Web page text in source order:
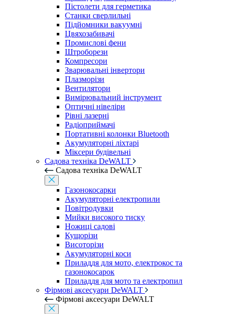
Пістолети для герметика
Станки сверлильні
Підйомники вакуумні
Цвяхозабивачі
Промислові фени
Штроборези
Компресори
Зварювальні інвертори
Плазморізи
Вентилятори
Вимірювальний інструмент
Оптичні нівеліри
Рівні лазерні
Радіоприймачі
Портативні колонки Bluetooth
Акумуляторні ліхтарі
Міксери будівельні
Садова техніка DeWALT
Садова техніка DeWALT
Газонокосарки
Акумуляторні електропили
Повітродувки
Мийки високого тиску
Ножиці садові
Кущорізи
Висоторізи
Акумуляторні коси
Приладдя для мото, електрокос та
газонокосарок
Приладдя для мото та електропил
Фірмові аксесуари DeWALT
Фірмові аксесуари DeWALT